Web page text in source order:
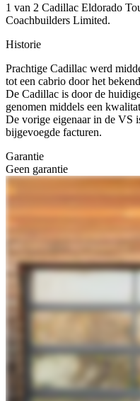
1 van 2 Cadillac Eldorado
Coachbuilders Limited.
Historie
Prachtige Cadillac werd
tot een cabrio door het
De Cadillac is door de
genomen middels een
De vorige eigenaar in de VS
bijgevoegde facturen.
Garantie
Geen garantie